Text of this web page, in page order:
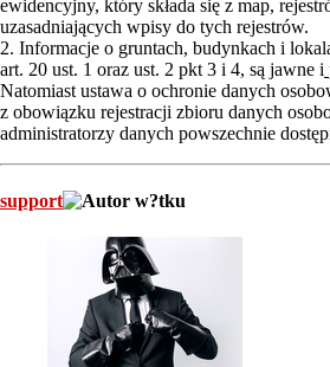
ewidencyjny, który składa się z map,
uzasadniających wpisy do tych rejestrów.
2. Informacje o gruntach, budynkach i
art. 20 ust. 1 oraz ust. 2 pkt 3 i 4, są jawne i
Natomiast ustawa o ochronie danych
z obowiązku rejestracji zbioru danych
administratorzy danych powszechnie
support